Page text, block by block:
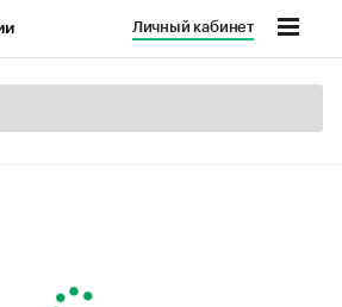
Личный кабинет